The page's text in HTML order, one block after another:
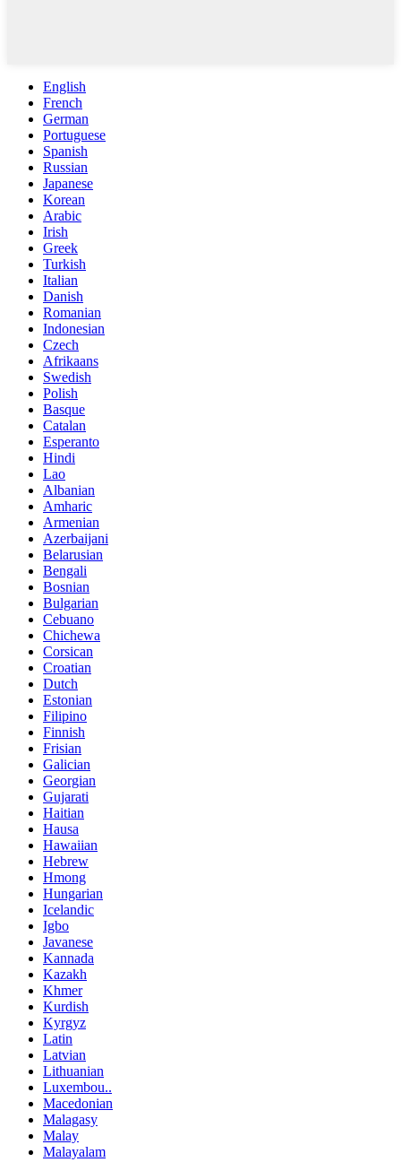
English
French
German
Portuguese
Spanish
Russian
Japanese
Korean
Arabic
Irish
Greek
Turkish
Italian
Danish
Romanian
Indonesian
Czech
Afrikaans
Swedish
Polish
Basque
Catalan
Esperanto
Hindi
Lao
Albanian
Amharic
Armenian
Azerbaijani
Belarusian
Bengali
Bosnian
Bulgarian
Cebuano
Chichewa
Corsican
Croatian
Dutch
Estonian
Filipino
Finnish
Frisian
Galician
Georgian
Gujarati
Haitian
Hausa
Hawaiian
Hebrew
Hmong
Hungarian
Icelandic
Igbo
Javanese
Kannada
Kazakh
Khmer
Kurdish
Kyrgyz
Latin
Latvian
Lithuanian
Luxembou..
Macedonian
Malagasy
Malay
Malayalam